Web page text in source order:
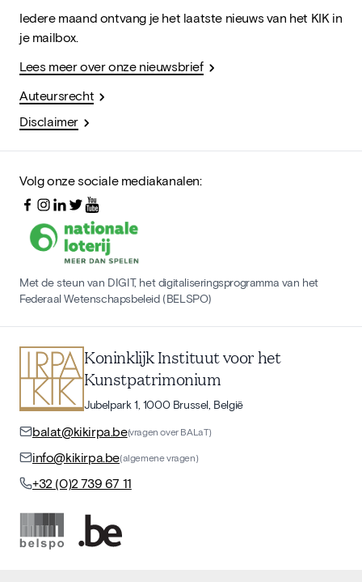
Iedere maand ontvang je het laatste nieuws van het KIK in
je mailbox.
Lees meer over onze nieuwsbrief
Auteursrecht
Disclaimer
Volg onze sociale mediakanalen:
Met de steun van DIGIT, het digitaliseringsprogramma van het
Federaal Wetenschapsbeleid (BELSPO)
Koninklijk Instituut voor het
Kunstpatrimonium
Jubelpark 1, 1000 Brussel, België
balat@kikirpa.be(vragen over BALaT)
info@kikirpa.be(algemene vragen)
+32 (0)2 739 67 11